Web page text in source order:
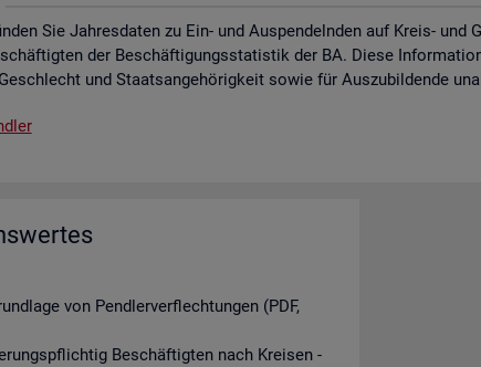
Sie Jah­res­da­ten zu Ein- und Aus­pen­deln­den auf Kreis-
der Be­schäf­ti­gungs­sta­tis­tik der BA. Diese
und Staats­an­ge­hö­rig­keit sowie für Aus­zu­bil­den­de
von Pendlerverflechtungen (PDF,
Beschäftigten nach Kreisen -